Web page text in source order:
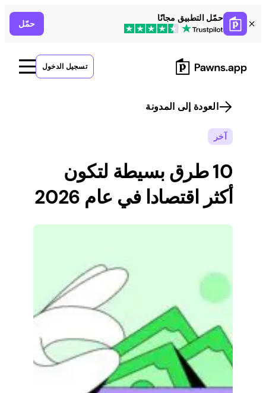
Skip
to
content
حمّل التطبيق مجانًا
حمّل
تسجيل الدخول
العودة إلى المدونة
آخر
10 طرق بسيطة لتكون
أكثر اقتصادا في عام 2026